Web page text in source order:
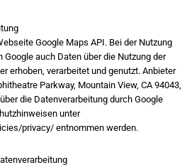
Google Maps API. Bei der Nutzung
Google auch Daten über die Nutzung der
erhoben, verarbeitet und genutzt. Anbieter
Parkway, Mountain View, CA 94043,
die Datenverarbeitung durch Google
unter
privacy/ entnommen werden.